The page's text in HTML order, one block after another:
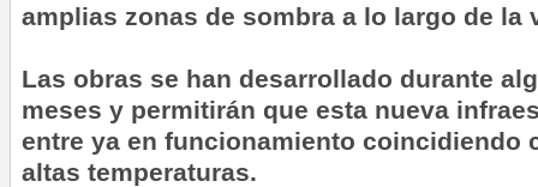
amplias zonas de sombra a lo largo de la
Las obras se han desarrollado durante
meses y permitirán que esta nueva
entre ya en funcionamiento coincidiendo
altas temperaturas.